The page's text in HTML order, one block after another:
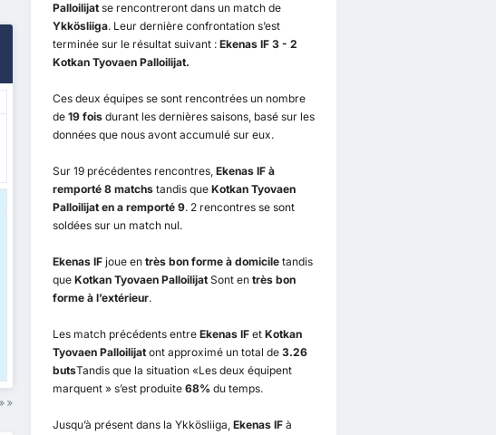
Palloilijatse rencontreront dans un match de
Ykkösliiga. Leur dernière confrontation s’est
terminée sur le résultat suivant : Ekenas IF 3 - 2
Kotkan Tyovaen Palloilijat.
Ces deux équipes se sont rencontrées un nombre
de 19 foisdurant les dernières saisons, basé sur les
données que nous avont accumulé sur eux.
Sur 19 précédentes rencontres, Ekenas IF à
remporté 8 matchstandis que Kotkan Tyovaen
Palloilijat en a remporté 9. 2 rencontres se sont
soldées sur un match nul.
Ekenas IFjoue en très bon forme à domiciletandis
que Kotkan Tyovaen PalloilijatSont en très bon
forme à l’extérieur.
Les match précédents entre Ekenas IFet Kotkan
Tyovaen Palloilijatont approximé un total de 3.26
butsTandis que la situation «Les deux équipent
marquent » s’est produite 68% du temps.
Jusqu’à présent dans la Ykkösliiga, Ekenas IFà